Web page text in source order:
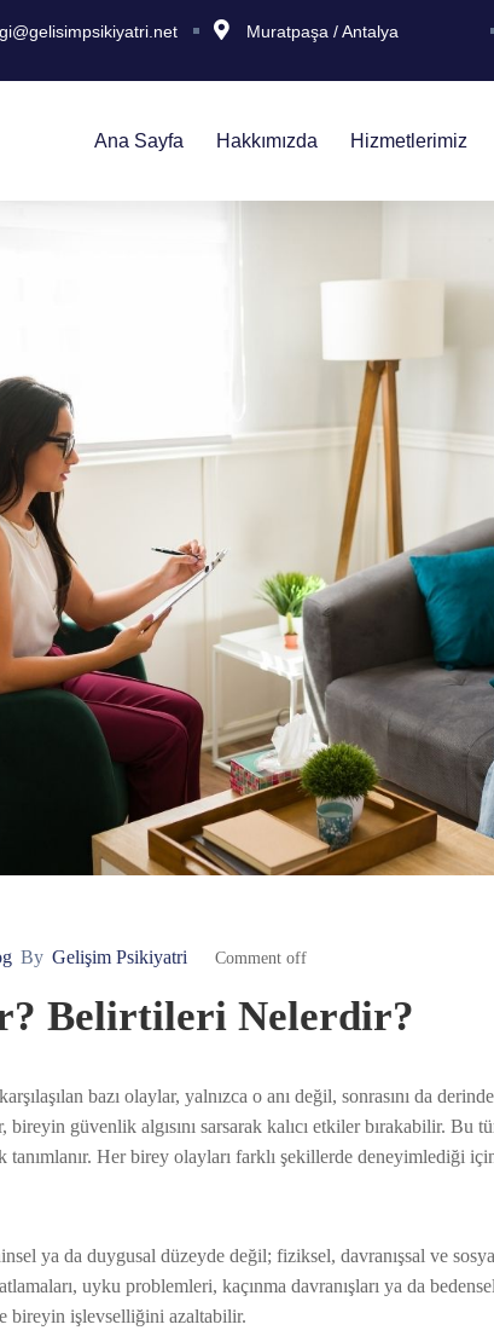
Muratpaşa / Antalya
Ana Sayfa Hakkımızda Hizmetlerimiz
By Gelişim Psikiyatri Comment off
Belirtileri Nelerdir?
bazı olaylar, yalnızca o anı değil, sonrasını da
güvenlik algısını sarsarak kalıcı etkiler bırakabilir. Bu
tanımlanır. Her birey olayları farklı şekillerde deneyimlediği
ya da duygusal düzeyde değil; fiziksel, davranışsal ve
uyku problemleri, kaçınma davranışları ya da
bireyin işlevselliğini azaltabilir.